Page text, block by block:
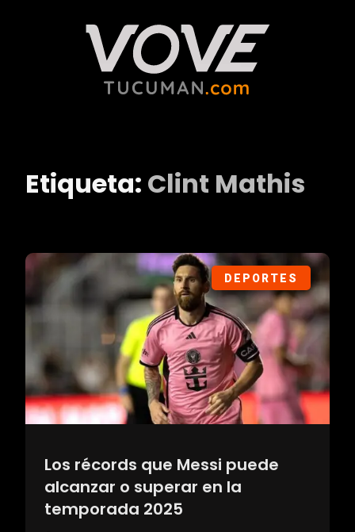
Etiqueta: Clint Mathis
DEPORTES
Los récords que Messi puede
alcanzar o superar en la
temporada 2025